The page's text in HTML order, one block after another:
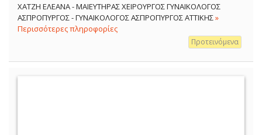
ΧΑΤΖΗ ΕΛΕΑΝΑ - ΜΑΙΕΥΤΗΡΑΣ ΧΕΙΡΟΥΡΓΟΣ ΓΥΝΑΙΚΟΛΟΓΟΣ
ΑΣΠΡΟΠΥΡΓΟΣ - ΓΥΝΑΙΚΟΛΟΓΟΣ ΑΣΠΡΟΠΥΡΓΟΣ ΑΤΤΙΚΗΣ»
Περισσότερες πληροφορίες
Προτεινόμενα